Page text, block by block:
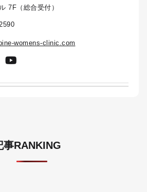
7F（総合受付）
womens-clinic.com
事RANKING